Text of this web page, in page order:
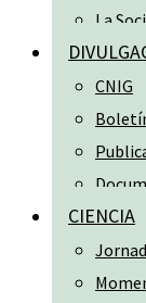
La
CNIG
CIENCIA